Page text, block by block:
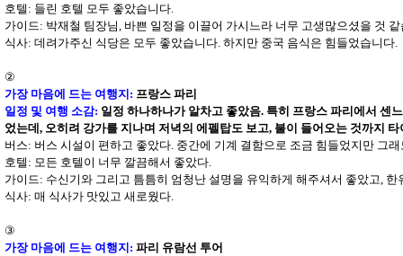
호텔 : 들린 호텔 모두 좋았습니다.
가이드 : 박재철 팀장님, 바쁜 일정을 이끌어 가시느라 너무 고생많으셨을 것
식사: 데려가주신 식당은 모두 좋았습니다. 하지만 중국 음식은 힘들었습니다.
②
가장 마음에 드는 여행지: 프랑스 파리
일정 및 여행 소감: 일정 하나하나가 알차고 좋았음. 특히 프랑스 파리에서 센
었는데, 오히려 강가를 지나며 저녁의 에펠탑도 보고, 불이 들어오는 것까지
버스: 버스 시설이 편하고 좋았다. 중간에 기계 결함으로 조금 힘들었지만 그
호텔 : 모든 호텔이 너무 깔끔해서 좋았다.
가이드 : 수신기와 그리고 틈틈히 엄청난 설명을 유익하게 해주셔서 좋았고,
식사: 매 식사가 맛있고 새로웠다.
③
가장 마음에 드는 여행지: 파리 유람선 투어